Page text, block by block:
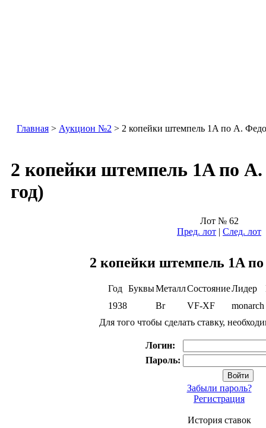
Главная > Аукцион №2 > 2 копейки штемпель 1A по А.
2 копейки штемпель 1A по
год)
Лот № 62
Пред. лот | След. лот
2 копейки штемпель 1A
Год БуквыМеталлСостояниеЛидер
1938
Br VF-XF monarch
Для того чтобы сделать ставку,
Логин:
Пароль:
Забыли пароль?
Регистрация
История ставок